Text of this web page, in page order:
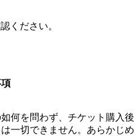
ください。
何を問わず、チケット購入後
一切できません。あらかじめ